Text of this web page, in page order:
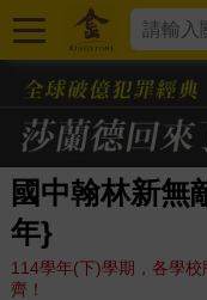
國中翰林新無
年}
114學年(下)學期，各學
齊！